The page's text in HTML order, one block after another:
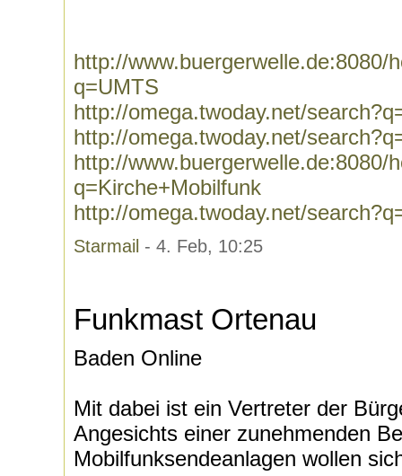
http://www.buergerwelle.de:8080/
q=UMTS
http://omega.twoday.net/
http://omega.twoday.net/
http://www.buergerwelle.de:8080/
q=Kirche+Mobilfunk
http://omega.twoday.net/
Starmail - 4. Feb, 10:25
Funkmast Ortenau
Baden Online
Mit dabei ist ein Vertreter der
Angesichts einer zunehmenden
Mobilfunksendeanlagen wollen